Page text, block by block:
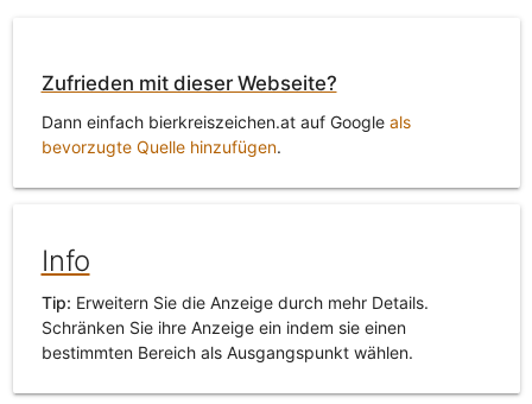
Zufrieden mit dieser Webseite?
Dann einfach bierkreiszeichen.at auf Google als
bevorzugte Quelle hinzufügen.
Info
Tip: Erweitern Sie die Anzeige durch mehr Details.
Schränken Sie ihre Anzeige ein indem sie einen
bestimmten Bereich als Ausgangspunkt wählen.